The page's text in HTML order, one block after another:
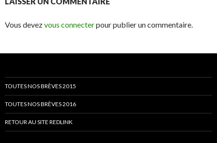
Vous devezvous connecterpour publier un commentaire.
TOUTES NOS BRÈVES 2015
TOUTES NOS BRÈVES 2016
RETOUR AU SITE REDLINK